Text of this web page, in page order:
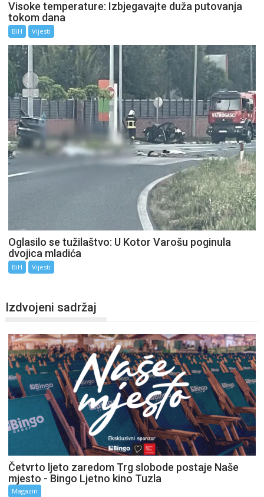
Visoke temperature: Izbjegavajte duža putovanja
tokom dana
BiH Vijesti
Oglasilo se tužilaštvo: U Kotor Varošu poginula
dvojica mladića
BiH Vijesti
Izdvojeni sadržaj
Četvrto ljeto zaredom Trg slobode postaje Naše
mjesto - Bingo Ljetno kino Tuzla
Magazin